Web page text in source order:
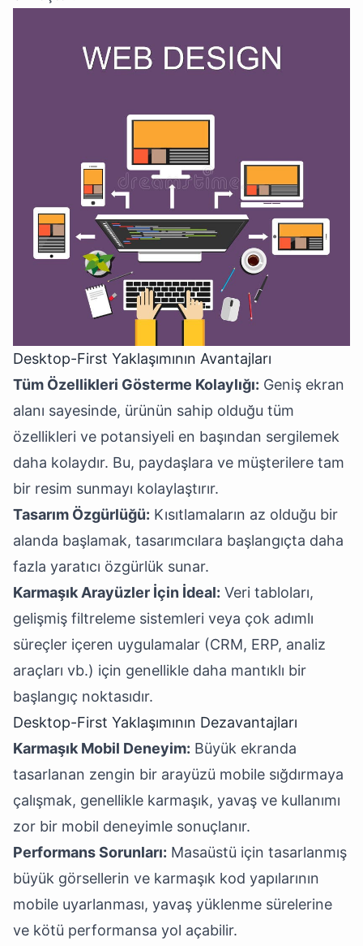
Desktop-First Yaklaşımının Avantajları
Tüm Özellikleri Gösterme Kolaylığı: Geniş ekran
alanı sayesinde, ürünün sahip olduğu tüm
özellikleri ve potansiyeli en başından sergilemek
daha kolaydır. Bu, paydaşlara ve müşterilere tam
bir resim sunmayı kolaylaştırır.
Tasarım Özgürlüğü: Kısıtlamaların az olduğu bir
alanda başlamak, tasarımcılara başlangıçta daha
fazla yaratıcı özgürlük sunar.
Karmaşık Arayüzler İçin İdeal: Veri tabloları,
gelişmiş filtreleme sistemleri veya çok adımlı
süreçler içeren uygulamalar (CRM, ERP, analiz
araçları vb.) için genellikle daha mantıklı bir
başlangıç noktasıdır.
Desktop-First Yaklaşımının Dezavantajları
Karmaşık Mobil Deneyim: Büyük ekranda
tasarlanan zengin bir arayüzü mobile sığdırmaya
çalışmak, genellikle karmaşık, yavaş ve kullanımı
zor bir mobil deneyimle sonuçlanır.
Performans Sorunları: Masaüstü için tasarlanmış
büyük görsellerin ve karmaşık kod yapılarının
mobile uyarlanması, yavaş yüklenme sürelerine
ve kötü performansa yol açabilir.